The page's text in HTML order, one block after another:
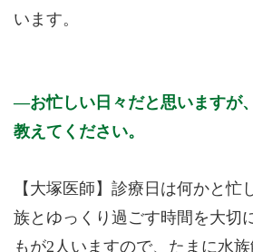
います。
お忙しい日々だと思いますが
教えてください。
【大塚医師】診療日は何かと忙
族とゆっくり過ごす時間を大切
もが2人いますので、たまに水